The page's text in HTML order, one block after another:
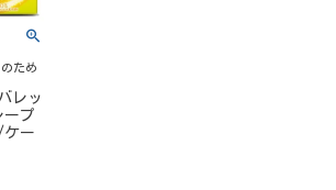
ため
レッ
ープ
ケー